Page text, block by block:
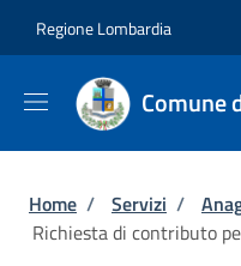
Regione Lombardia
Comune
Briciole di
Home / Servizi /
Richiesta di contributo